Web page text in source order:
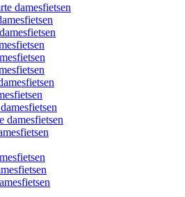
damesfietsen
damesfietsen